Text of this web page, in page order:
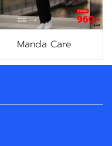
Manda Care